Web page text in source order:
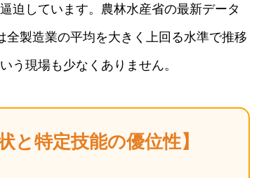
迫しています。農林水産省の最新データ
全製造業の平均を大きく上回る水準で推移
う現場も少なくありません。
と特定技能の優位性】